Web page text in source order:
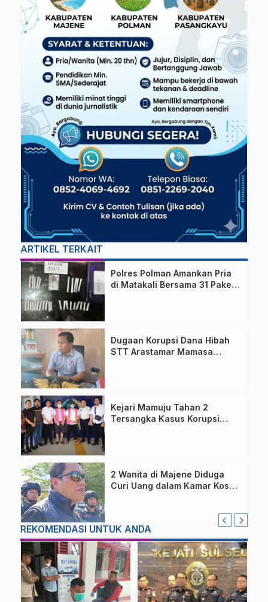
ARTIKEL TERKAIT
Polres Polman Amankan Pria
di Matakali Bersama 31 Paket
Dugaan Korupsi Dana Hibah
STT Arastamar Mamasa
Kejari Mamuju Tahan 2
Tersangka Kasus Korupsi
2 Wanita di Majene Diduga
Curi Uang dalam Kamar Kos
REKOMENDASI UNTUK ANDA